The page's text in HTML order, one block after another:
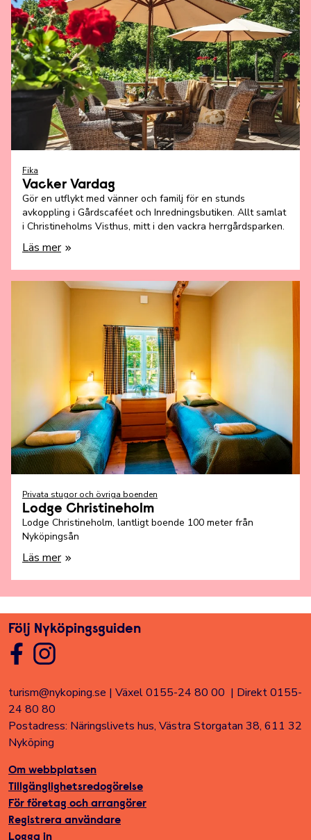
Fika
Vacker Vardag
Gör en utflykt med vänner och familj för en stunds
avkoppling i Gårdscaféet och Inredningsbutiken. Allt samlat
i Christineholms Visthus, mitt i den vackra herrgårdsparken.
Läs mer
Privata stugor och övriga boenden
Lodge Christineholm
Lodge Christineholm, lantligt boende 100 meter från
Nyköpingsån
Läs mer
Följ Nyköpingsguiden
turism@nykoping.se | Växel 0155-24 80 00 | Direkt 0155-
24 80 80
Postadress: Näringslivets hus, Västra Storgatan 38, 611 32
Nyköping
Om webbplatsen
Tillgänglighetsredogörelse
För företag och arrangörer
Registrera användare
Logga in